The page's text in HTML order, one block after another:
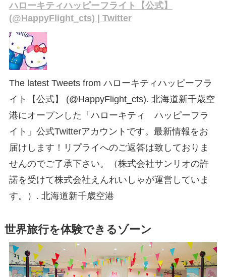
ハローキティハッピーフライト【公式】
(@HappyFlight_cts) | Twitter
The latest Tweets from ハローキティハッピーフラ
イト【公式】 (@HappyFlight_cts). 北海道新千歳空
港にオープンした「ハローキティ ハッピーフラ
イト」公式Twitterアカウントです。最新情報をお
届けします！リプライへのご返答は致しておりま
せんのでご了承下さい。（株式会社サンリオの許
諾を受けて株式会社えんれいしゃが運営していま
す。）. 北海道新千歳空港
世界旅行を体験できるゾーン